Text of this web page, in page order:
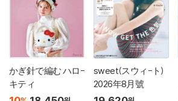
かぎ針で編む ハロ-
キティ
sweet(スウィ-ト)
2026年8月號